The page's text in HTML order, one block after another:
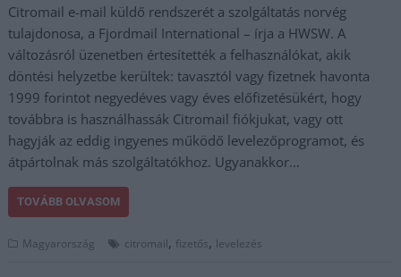
Citromail e-mail küldő rendszerét a szolgáltatás norvég
tulajdonosa, a Fjordmail International – írja a HWSW. A
változásról üzenetben értesítették a felhasználókat, akik
döntési helyzetbe kerültek: tavasztól vagy fizetnek havonta
1999 forintot negyedéves vagy éves előfizetésükért, hogy
továbbra is használhassák Citromail fiókjukat, vagy ott
hagyják az eddig ingyenes működő levelezőprogramot, és
átpártolnak más szolgáltatókhoz. Ugyanakkor…
TOVÁBB OLVASOM
Magyarország citromail, fizetős, levelezés